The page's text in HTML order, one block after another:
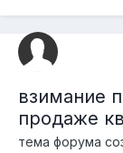
взимание
продаже
тема форума